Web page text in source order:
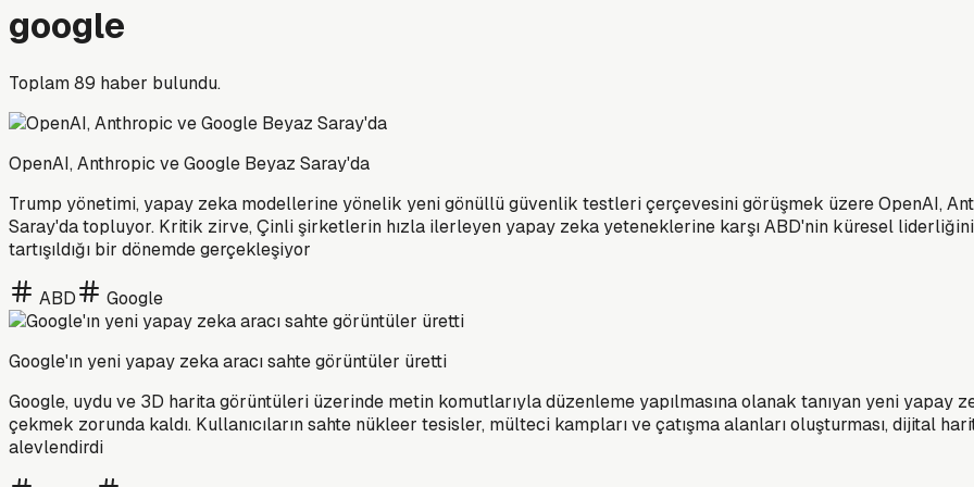
google
Toplam89 haber bulundu.
OpenAI, Anthropic ve Google Beyaz Saray'da
Trump yönetimi, yapay zeka modellerine yönelik yeni gönüllü güvenlik testleri çerçevesini görüşmek üzere OpenAI,
Saray'da topluyor. Kritik zirve, Çinli şirketlerin hızla ilerleyen yapay zeka yeteneklerine karşı ABD'nin küresel
tartışıldığı bir dönemde gerçekleşiyor
ABD Google
Google'ın yeni yapay zeka aracı sahte görüntüler üretti
Google, uydu ve 3D harita görüntüleri üzerinde metin komutlarıyla düzenleme yapılmasına olanak tanıyan yeni yapay
çekmek zorunda kaldı. Kullanıcıların sahte nükleer tesisler, mülteci kampları ve çatışma alanları oluşturması, dijital
alevlendirdi